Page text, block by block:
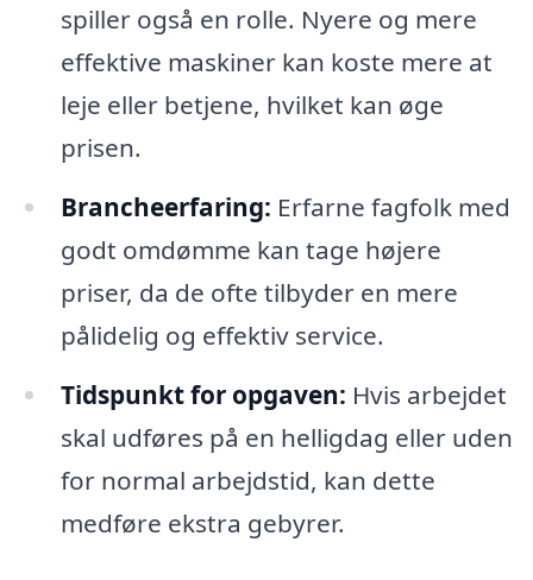
spiller også en rolle. Nyere og mere
effektive maskiner kan koste mere at
leje eller betjene, hvilket kan øge
prisen.
Brancheerfaring: Erfarne fagfolk med
godt omdømme kan tage højere
priser, da de ofte tilbyder en mere
pålidelig og effektiv service.
Tidspunkt for opgaven: Hvis arbejdet
skal udføres på en helligdag eller uden
for normal arbejdstid, kan dette
medføre ekstra gebyrer.